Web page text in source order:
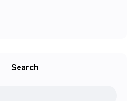
Search